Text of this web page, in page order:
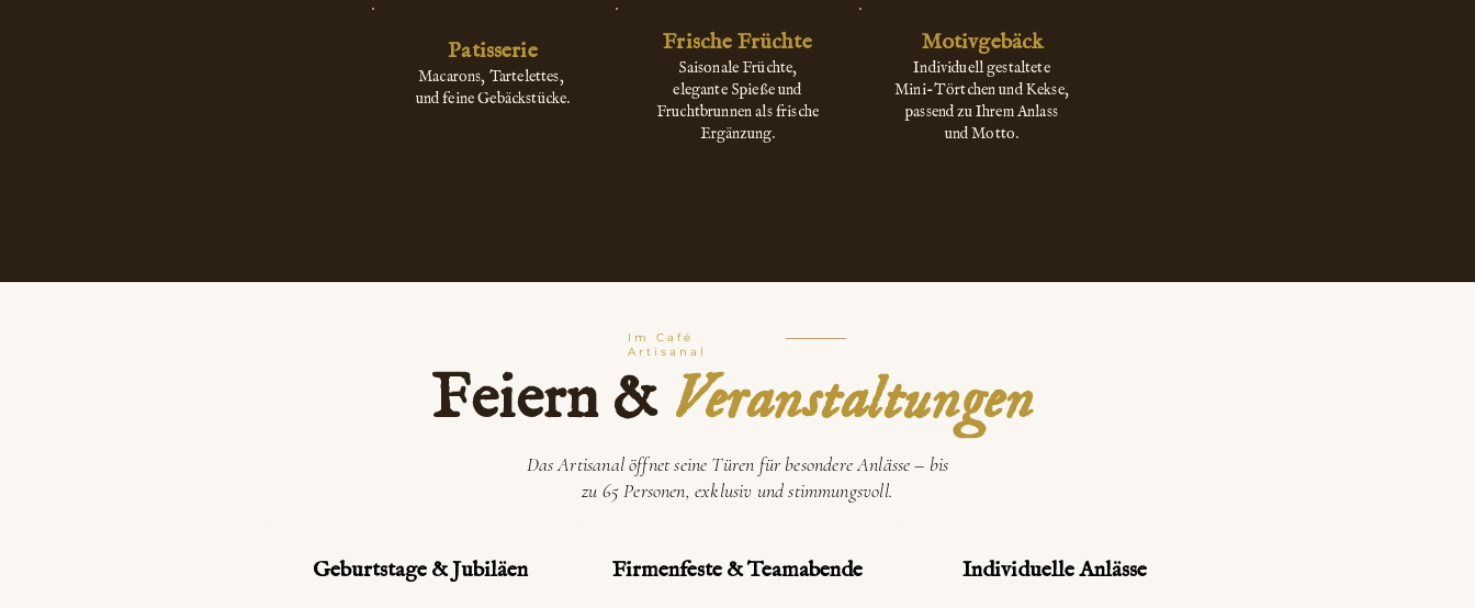
Patisserie
Macarons, Tartelettes,
und feine Gebäckstücke.
Frische Früchte
Saisonale Früchte,
elegante Spieße und
Fruchtbrunnen als frische
Ergänzung.
Motivgebäck
Individuell gestaltete
Mini-Törtchen und Kekse,
passend zu Ihrem Anlass
und Motto.
Im Café
Artisanal
Feiern & Veranstaltungen
Das Artisanal öffnet seine Türen für besondere Anlässe – bis
zu 65 Personen, exklusiv und stimmungsvoll.
Geburtstage & Jubiläen Firmenfeste & Teamabende Individuelle Anlässe